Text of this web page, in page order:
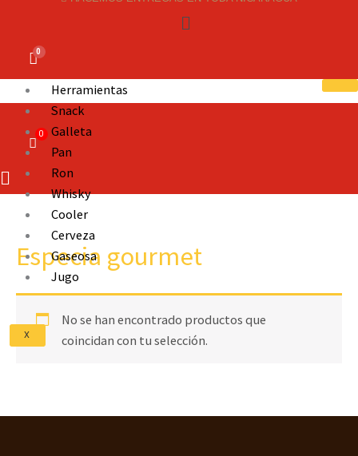
Menú
Herramientas
Snack
Galleta
Pan
Ron
Whisky
Cooler
Cerveza
Gaseosa
Jugo
X
Especia gourmet
No se han encontrado productos que
coincidan con tu selección.